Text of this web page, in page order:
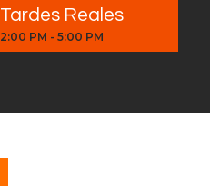
Tardes Reales
2:00 PM -5:00 PM